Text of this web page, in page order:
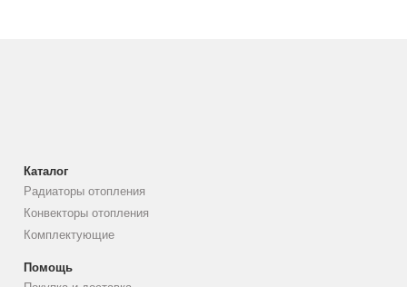
Каталог
Радиаторы отопления
Конвекторы отопления
Комплектующие
Помощь